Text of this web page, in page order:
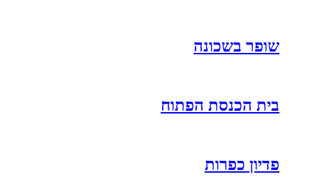
שופר בשכונה
בית הכנסת הפתוח
פדיון כפרות